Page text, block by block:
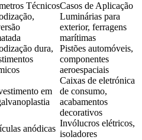
TécnicosCasos de Aplicação
Luminárias para
exterior, ferragens
marítimas
dura,
Pistões automóveis,
componentes
aeroespaciais
em
Caixas de eletrónica
de consumo,
acabamentos
decorativos
anódicas
Invólucros elétricos,
isoladores